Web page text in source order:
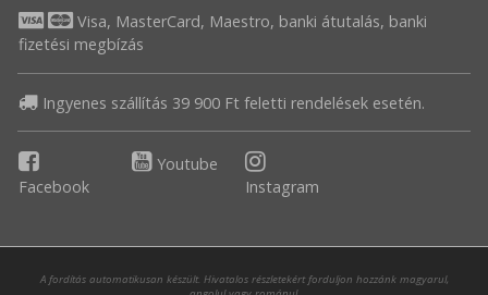
Visa, MasterCard, Maestro, banki átutalás, banki
fizetési megbízás
Ingyenes szállítás 39 900 Ft feletti rendelések esetén.
Facebook
Youtube
Instagram
A fordítás automatikusan készült. Hivatalos részletekért forduljon hozzánk magyarul,